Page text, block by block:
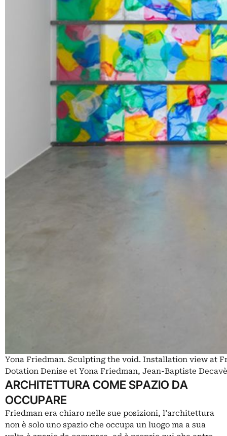
Yona Friedman. Sculpting the void. Installation view at
Dotation Denise et Yona Friedman, Jean-Baptiste
ARCHITETTURA COME SPAZIO DA
OCCUPARE
Friedman era chiaro nelle sue posizioni, l’architettura
non è solo uno spazio che occupa un luogo ma a sua